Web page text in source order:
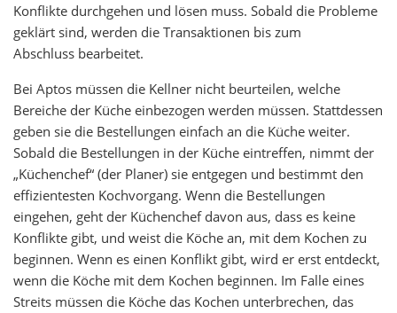
Konflikte durchgehen und lösen muss. Sobald die Probleme
geklärt sind, werden die Transaktionen bis zum
Abschluss bearbeitet.
Bei Aptos müssen die Kellner nicht beurteilen, welche
Bereiche der Küche einbezogen werden müssen. Stattdessen
geben sie die Bestellungen einfach an die Küche weiter.
Sobald die Bestellungen in der Küche eintreffen, nimmt der
„Küchenchef“ (der Planer) sie entgegen und bestimmt den
effizientesten Kochvorgang. Wenn die Bestellungen
eingehen, geht der Küchenchef davon aus, dass es keine
Konflikte gibt, und weist die Köche an, mit dem Kochen zu
beginnen. Wenn es einen Konflikt gibt, wird er erst entdeckt,
wenn die Köche mit dem Kochen beginnen. Im Falle eines
Streits müssen die Köche das Kochen unterbrechen, das